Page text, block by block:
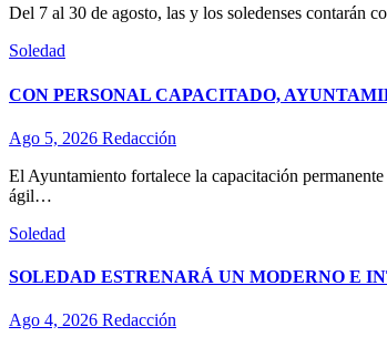
Del 7 al 30 de agosto, las y los soledenses contarán
Soledad
CON PERSONAL CAPACITADO,
Ago 5, 2026 Redacción
El Ayuntamiento fortalece la capacitación
ágil…
Soledad
SOLEDAD ESTRENARÁ UN MODERNO E
Ago 4, 2026 Redacción